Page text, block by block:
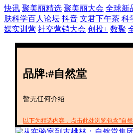
中国妆
实训营
创投+
快讯 聚美丽精选 聚美丽大会 全球新
肤科学百人论坛 抖音 文君下午茶 科
媒实训营 社交营销大会 创投+ 数聚
品牌:#自然堂
暂无任何介绍
以下为精选内容，点击此处浏览包含"自